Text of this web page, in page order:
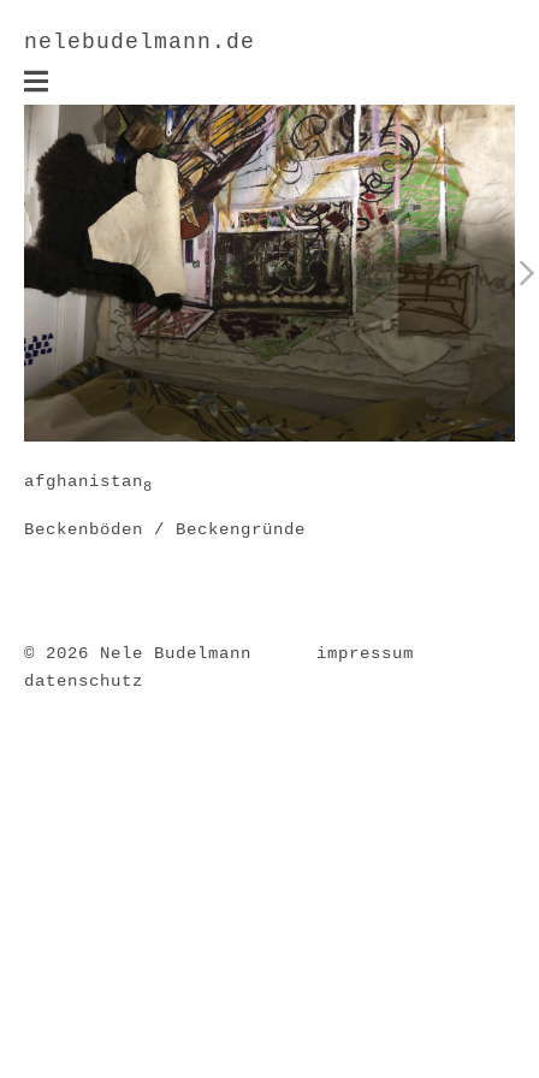
nelebudelmann.de
afghanistan8
Beckenböden / Beckengründe
© 2026 Nele Budelmann
impressum
datenschutz